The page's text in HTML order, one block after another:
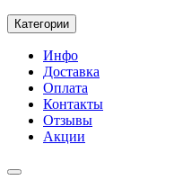
Категории
Инфо
Доставка
Оплата
Контакты
Отзывы
Акции